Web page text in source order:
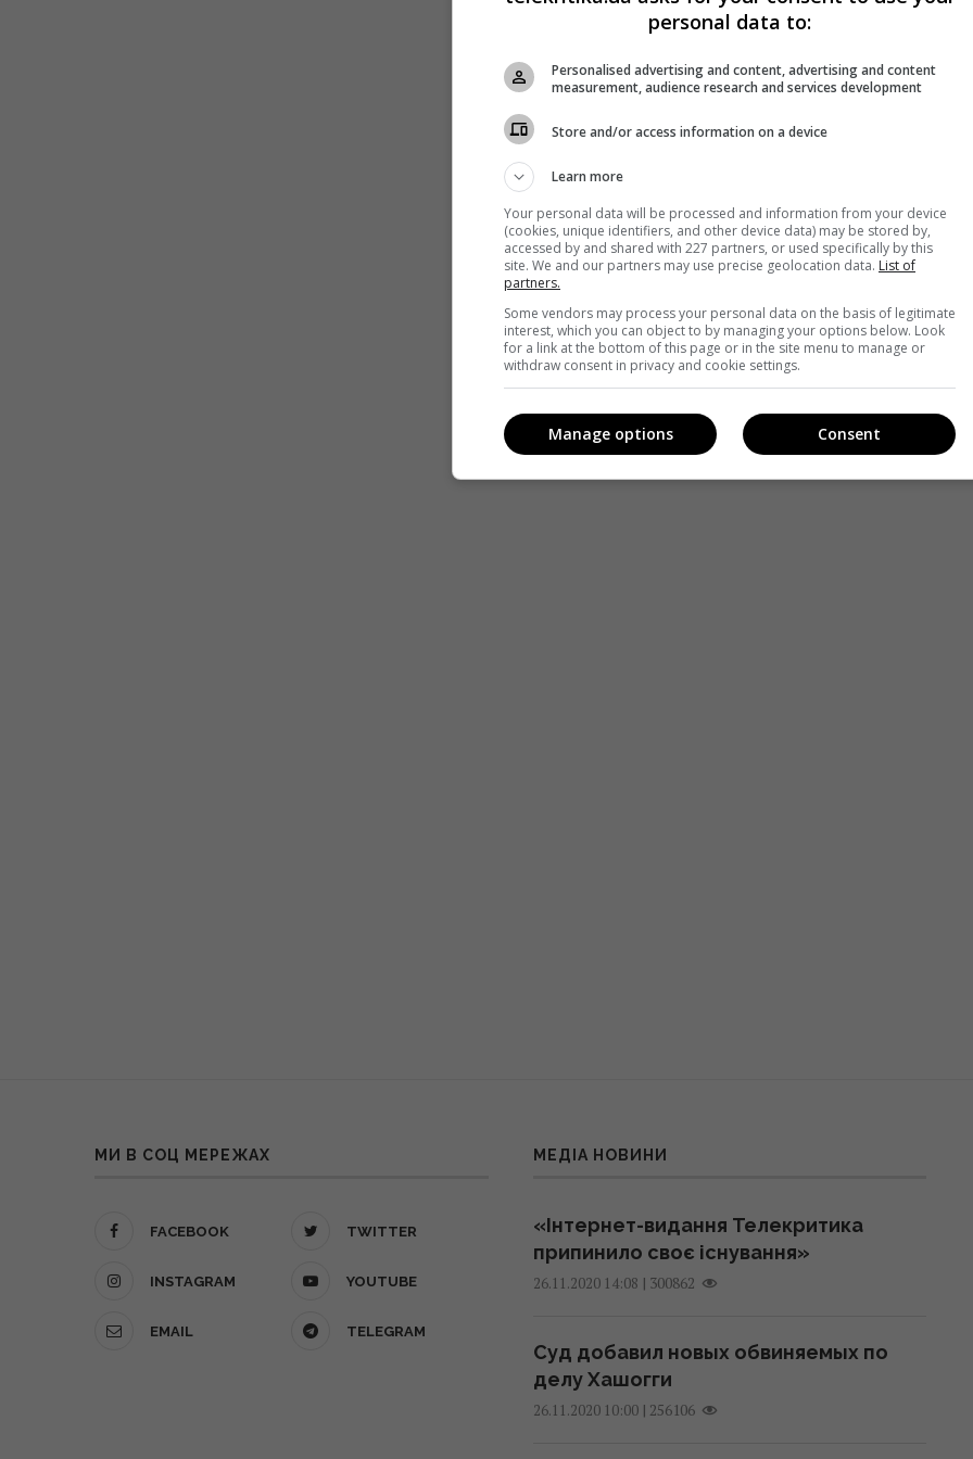
МИ В СОЦ МЕРЕЖАХ
FACEBOOK TWITTER
INSTAGRAM YOUTUBE
EMAIL TELEGRAM
МЕДІА НОВИНИ
«Інтернет-видання Телекритика
припинило своє існування»
26.11.2020 14:08 | 300862
Суд добавил новых обвиняемых по
делу Хашогги
26.11.2020 10:00| 256106
personal data to:
Personalised advertising and content, advertising and content
measurement, audience research and services development
Store and/or access information on a device
Learn more
Your personal data will be processed and information from your device
(cookies, unique identifiers, and other device data) may be stored by,
accessed by and shared with 227 partners, or used specifically by this
site. We and our partners may use precise geolocation data. List of
partners.
Some vendors may process your personal data on the basis of legitimate
interest, which you can object to by managing your options below. Look
for a link at the bottom of this page or in the site menu to manage or
withdraw consent in privacy and cookie settings.
Consent
Manage options